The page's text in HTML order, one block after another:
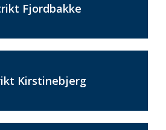
Fjordbakke
Kirstinebjerg